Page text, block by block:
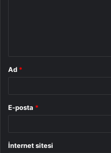
Ad *
E-posta *
İnternet sitesi